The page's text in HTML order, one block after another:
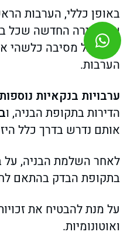
באופן כללי, הערבות
של הדירה החדשה שכל
לא יקבל מסיבה כלשהי
הערבות.
ערבויות בנקאיות
הדירות בתקופת הבניה, ו
אותם נדרש בדרך כלל
לאחר השלמת הבניה, על
בתקופת הבדק בהתאם
על מנת להבטיח את
ואוטונומיות.